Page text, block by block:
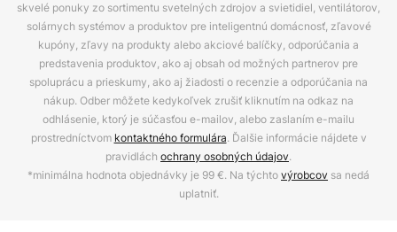
skvelé ponuky zo sortimentu svetelných zdrojov a svietidiel, ventilátorov,
solárnych systémov a produktov pre inteligentnú domácnosť, zľavové
kupóny, zľavy na produkty alebo akciové balíčky, odporúčania a
predstavenia produktov, ako aj obsah od možných partnerov pre
spoluprácu a prieskumy, ako aj žiadosti o recenzie a odporúčania na
nákup. Odber môžete kedykoľvek zrušiť kliknutím na odkaz na
odhlásenie, ktorý je súčasťou e-mailov, alebo zaslaním e-mailu
prostredníctvom kontaktného formulára. Ďalšie informácie nájdete v
pravidlách ochrany osobných údajov.
*minimálna hodnota objednávky je 99 €. Na týchtovýrobcov sa nedá
uplatniť.